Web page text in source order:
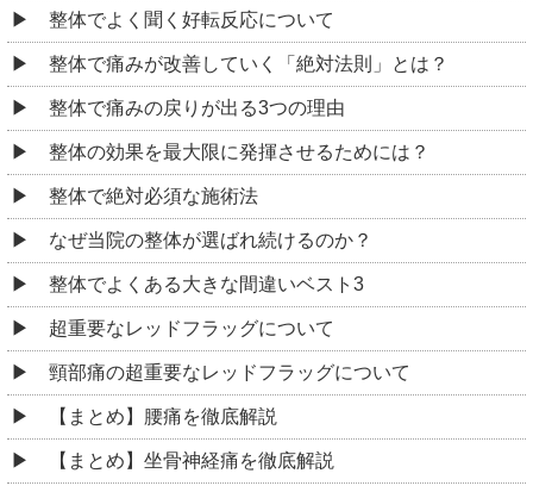
整体でよく聞く好転反応について
整体で痛みが改善していく「絶対法則」とは？
整体で痛みの戻りが出る3つの理由
整体の効果を最大限に発揮させるためには？
整体で絶対必須な施術法
なぜ当院の整体が選ばれ続けるのか？
整体でよくある大きな間違いベスト3
超重要なレッドフラッグについて
頸部痛の超重要なレッドフラッグについて
【まとめ】腰痛を徹底解説
【まとめ】坐骨神経痛を徹底解説